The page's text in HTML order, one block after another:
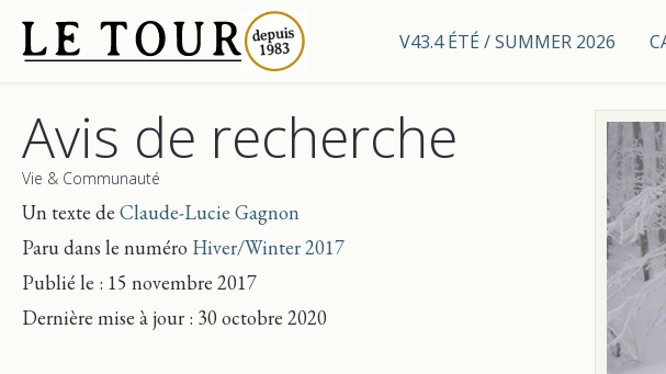
V43.4 ÉTÉ / SUMMER 2026
Avis de recherche
Vie & Communauté
Un texte de Claude-Lucie Gagnon
Paru dans le numéro Hiver/Winter 2017
Publié le : 15 novembre 2017
Dernière mise à jour : 30 octobre 2020